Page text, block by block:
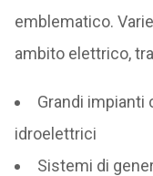
emblematico.
ambito elettrico,
Grandi impianti
idroelettrici
Sistemi di